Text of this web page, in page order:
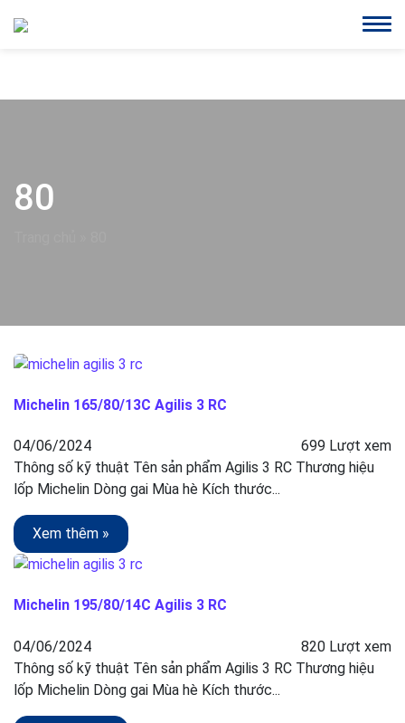
80
Michelin 165/80/13C Agilis 3 RC
04/06/2024
699 Lượt xem
Thông số kỹ thuật Tên sản phẩm Agilis 3 RC Thương hiệu
lốp Michelin Dòng gai Mùa hè Kích thước...
Xem thêm »
Michelin 195/80/14C Agilis 3 RC
04/06/2024
820 Lượt xem
Thông số kỹ thuật Tên sản phẩm Agilis 3 RC Thương hiệu
lốp Michelin Dòng gai Mùa hè Kích thước...